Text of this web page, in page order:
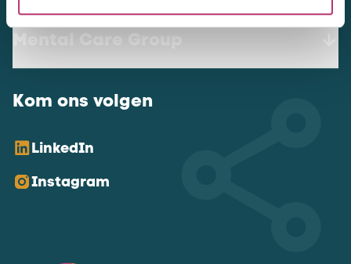
Mental Care Group
Kom ons volgen
LinkedIn
Instagram